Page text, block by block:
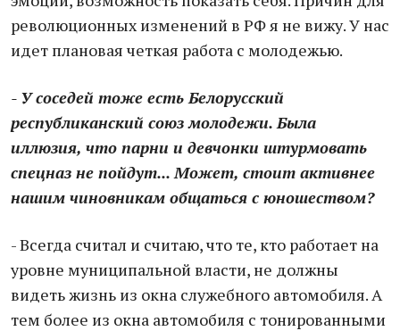
революционных изменений в РФ я не вижу. У нас
идет плановая четкая работа с молодежью.
- У соседей тоже есть Белорусский
республиканский союз молодежи. Была
иллюзия, что парни и девчонки штурмовать
спецназ не пойдут... Может, стоит активнее
нашим чиновникам общаться с юношеством?
- Всегда считал и считаю, что те, кто работает на
уровне муниципальной власти, не должны
видеть жизнь из окна служебного автомобиля. А
тем более из окна автомобиля с тонированными